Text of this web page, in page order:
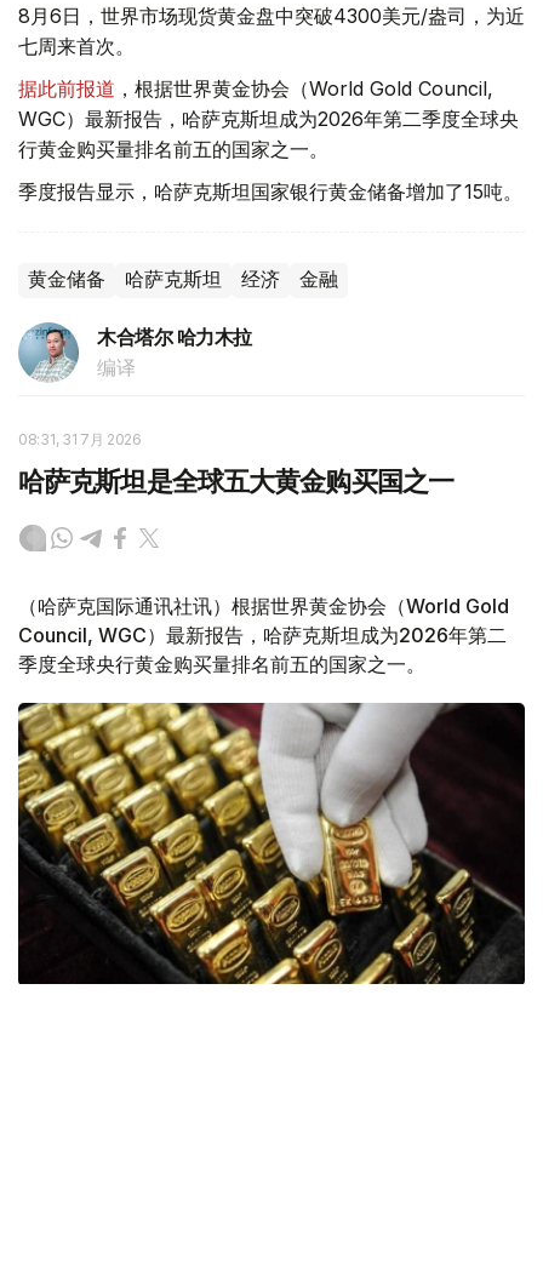
8月6日，世界市场现货黄金盘中突破4300美元/盎司，为近
七周来首次。
据此前报道 ，根据世界黄金协会（World Gold Council,
WGC）最新报告，哈萨克斯坦成为2026年第二季度全球央
行黄金购买量排名前五的国家之一。
季度报告显示，哈萨克斯坦国家银行黄金储备增加了15吨。
黄金储备 哈萨克斯坦 经济 金融
木合塔尔 哈力木拉
编译
08:31, 31 7月 2026
哈萨克斯坦是全球五大黄金购买国之一
（哈萨克国际通讯社讯）根据世界黄金协会（World Gold
Council, WGC）最新报告，哈萨克斯坦成为2026年第二
季度全球央行黄金购买量排名前五的国家之一。